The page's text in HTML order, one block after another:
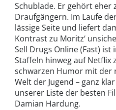
Schublade. Er gehört eher
Draufgängern. Im Laufe
lässige Seite und liefert
Kontrast zu Moritz‘
Sell Drugs Online (Fast)
Staffeln hinweg auf Netflix
schwarzen Humor mit der
Welt der Jugend – ganz
unserer Liste der besten
Damian Hardung.